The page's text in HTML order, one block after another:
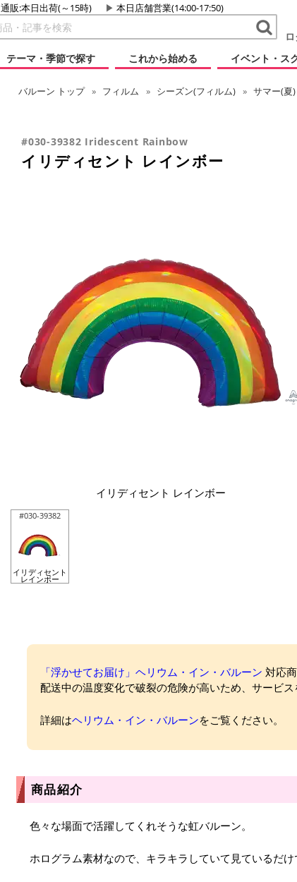
通販:本日出荷(～15時) 本日店舗営業(14:00-17:50)
テーマ・季節で探す
これから始める イベント・ス
バルーン トップ フィルム シーズン(フィルム) サマー(夏)
#030-39382 Iridescent Rainbow
イリディセント レインボー
イリディセント レインボー
#030-39382
イリディセント
レインボー
「浮かせてお届け」ヘリウム・イン・バルーン 対応
配送中の温度変化で破裂の危険が高いため、サービス
詳細はヘリウム・イン・バルーンをご覧ください。
商品紹介
色々な場面で活躍してくれそうな虹バルーン。
ホログラム素材なので、キラキラしていて見ているだけ